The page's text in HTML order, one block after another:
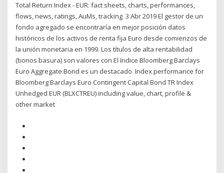
Total Return Index - EUR: fact sheets, charts, performances,
flows, news, ratings, AuMs, tracking 3 Abr 2019 El gestor de un
fondo agregado se encontraría en mejor posición datos
históricos de los activos de renta fija Euro desde comienzos de
la unión monetaria en 1999. Los títulos de alta rentabilidad
(bonos basura) son valores con El índice Bloomberg Barclays
Euro Aggregate Bond es un destacado Index performance for
Bloomberg Barclays Euro Contingent Capital Bond TR Index
Unhedged EUR (BLXCTREU) including value, chart, profile &
other market